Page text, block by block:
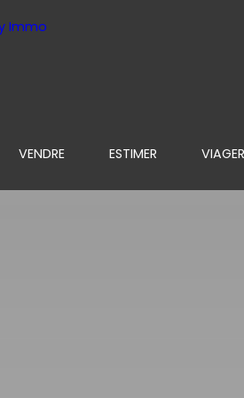
VENDRE ESTIMER VIAGER